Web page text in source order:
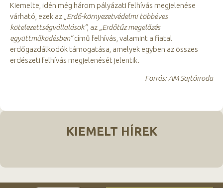
Kiemelte, idén még három pályázati felhívás megjelenése
várható, ezek az „Erdő-környezetvédelmi többéves
kötelezettségvállalások”, az „Erdőtűz megelőzés
együttműködésben”című felhívás, valamint a fiatal
erdőgazdálkodók támogatása, amelyek egyben az összes
erdészeti felhívás megjelenését jelentik.
Forrás: AM Sajtóiroda
KIEMELT HÍREK